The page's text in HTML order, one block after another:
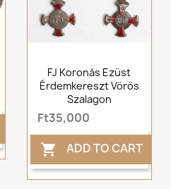
FJ Koronás Ezüst
Érdemkereszt Vörös
Szalagon
Ft35,000
 ADD TO CART